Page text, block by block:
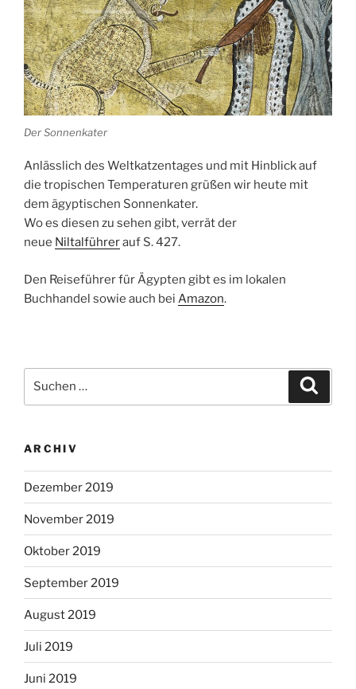
Der Sonnenkater
Anlässlich des Weltkatzentages und mit Hinblick auf
die tropischen Temperaturen grüßen wir heute mit
dem ägyptischen Sonnenkater.
Wo es diesen zu sehen gibt, verrät der
neue Niltalführerauf S. 427.
Den Reiseführer für Ägypten gibt es im lokalen
Buchhandel sowie auch bei Amazon.
nach:
ARCHIV
Dezember 2019
November 2019
Oktober 2019
September 2019
August 2019
Juli 2019
Juni 2019